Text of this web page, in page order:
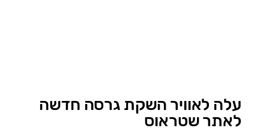
עלה לאוויר השקת גרסה חדשה
לאתר שטראוס